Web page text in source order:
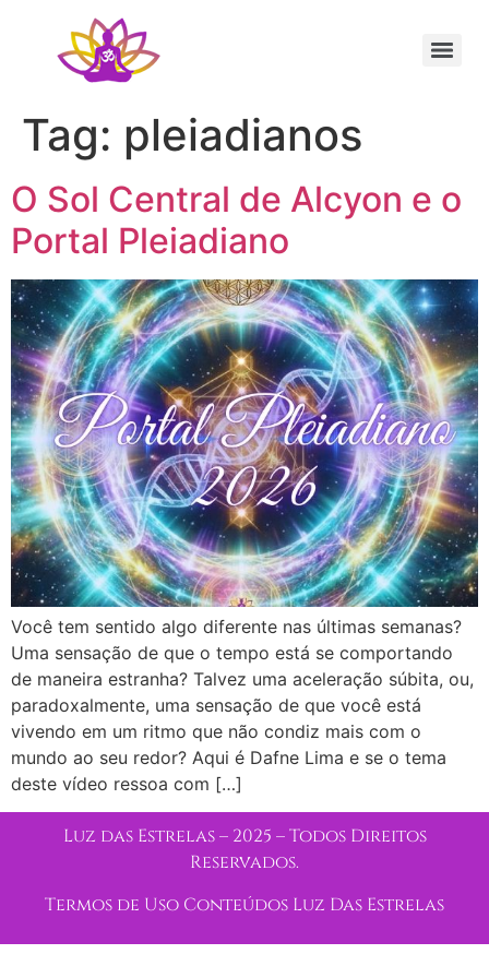
Tag: pleiadianos
O Sol Central de Alcyon e o
Portal Pleiadiano
Você tem sentido algo diferente nas últimas semanas?
Uma sensação de que o tempo está se comportando
de maneira estranha? Talvez uma aceleração súbita, ou,
paradoxalmente, uma sensação de que você está
vivendo em um ritmo que não condiz mais com o
mundo ao seu redor? Aqui é Dafne Lima e se o tema
deste vídeo ressoa com […]
Luz das Estrelas – 2025 – Todos Direitos
Reservados.
Termos de Uso Conteúdos Luz Das Estrelas